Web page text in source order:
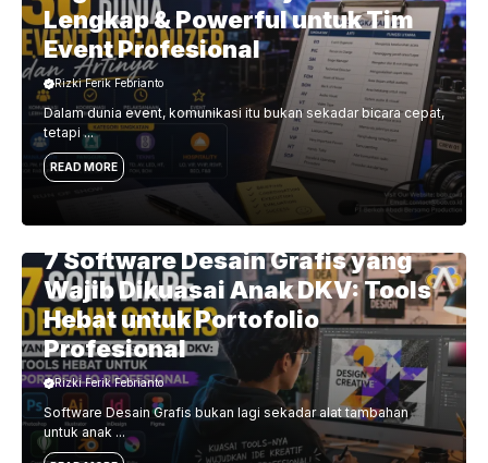
situasi seperti ini, kualitas acara tidak hanya ditentukan oleh
kecanggihan alat. Acara diselamatkan oleh struktur
komunikasi, kejelasan kewenangan, dan ...
Lengkap & Powerful untuk Tim
Event Profesional
Rizki Ferik Febrianto
Dalam dunia event, komunikasi itu bukan sekadar bicara cepat,
tetapi ...
READ MORE
7 Software Desain Grafis yang
Wajib Dikuasai Anak DKV: Tools
Hebat untuk Portofolio
Profesional
Rizki Ferik Febrianto
Software Desain Grafis bukan lagi sekadar alat tambahan
untuk anak ...